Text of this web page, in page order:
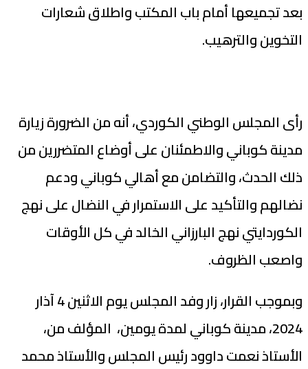
بعد تجميعها أمام باب المكتب واطلاق شعارات
التخوين والترهيب.
رأى المجلس الوطني الكوردي، أنه من الضرورة زيارة
مدينة كوباني والاطمئنان على أوضاع المتضررين من
ذلك الحدث، والتضامن مع أهالي كوباني ودعم
نضالهم والتأكيد على الاستمرار في النضال على نهج
الكوردايتي نهج البارزاني الخالد في كل الأوقات
واصعب الظروف.
وبموجب القرار، زار وفد المجلس يوم الاثنين 4 آذار
2024، مدينة كوباني لمدة يومين، المؤلف من،
الأستاذ نعمت داوود رئيس المجلس والأستاذ محمد